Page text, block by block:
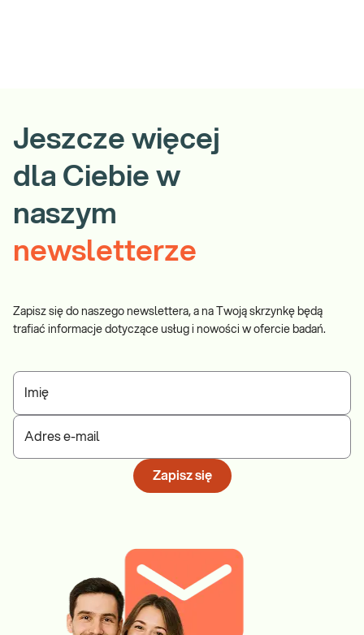
Jeszcze więcej
dla Ciebie w
naszym
newsletterze
Zapisz się do naszego newslettera, a na Twoją skrzynkę będą
trafiać informacje dotyczące usług i nowości w ofercie badań.
Imię
Adres e-mail
Zapisz się